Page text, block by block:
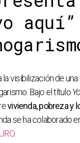
visibilización de
Bajo el título
vivienda, pobreza y
se ha colaborado